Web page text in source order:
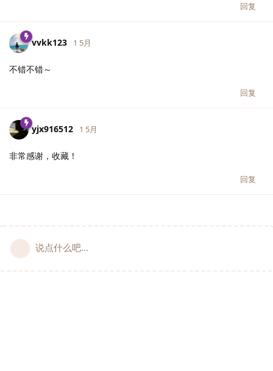
回复
vvkk123 1 5月
不错不错～
回复
yjx916512 1 5月
非常感谢，收藏！
回复
说点什么吧...